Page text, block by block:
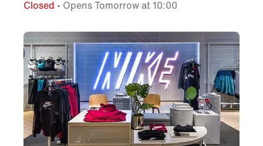
Closed • Opens Tomorrow at 10:00